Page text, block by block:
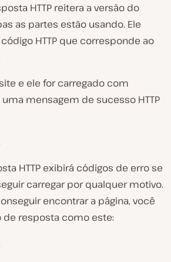
HTTP reitera a versão do
as partes estão usando. Ele
HTTP que corresponde ao
e ele for carregado com
mensagem de sucesso HTTP
HTTP exibirá códigos de erro se
carregar por qualquer motivo.
encontrar a página, você
resposta como este: